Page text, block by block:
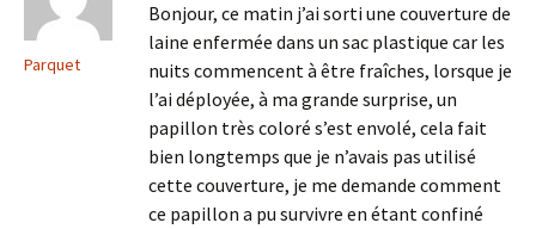
Parquet
Bonjour, ce matin j’ai sorti une couverture de
laine enfermée dans un sac plastique car les
nuits commencent à être fraîches, lorsque je
l’ai déployée, à ma grande surprise, un
papillon très coloré s’est envolé, cela fait
bien longtemps que je n’avais pas utilisé
cette couverture, je me demande comment
ce papillon a pu survivre en étant confiné